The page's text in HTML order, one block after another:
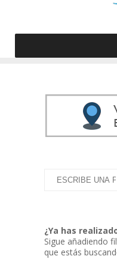
¿Ya has
Sigue añadiendo
que estás